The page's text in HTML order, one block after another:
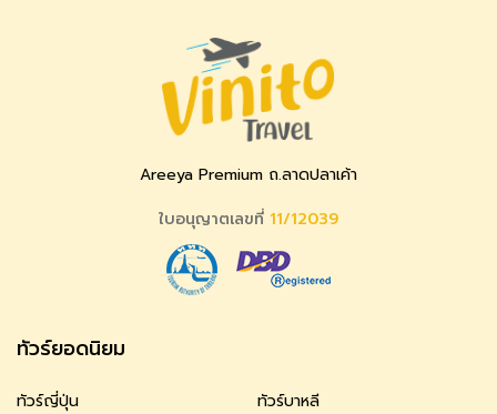
Areeya Premium ถ.ลาดปลาเค้า
ใบอนุญาตเลขที่ 11/12039
ทัวร์ยอดนิยม
ทัวร์ญี่ปุ่น
ทัวร์บาหลี